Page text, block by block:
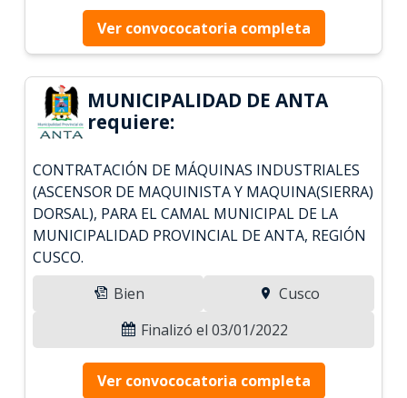
Ver convococatoria completa
MUNICIPALIDAD DE ANTA
requiere:
CONTRATACIÓN DE MÁQUINAS INDUSTRIALES
(ASCENSOR DE MAQUINISTA Y MAQUINA(SIERRA)
DORSAL), PARA EL CAMAL MUNICIPAL DE LA
MUNICIPALIDAD PROVINCIAL DE ANTA, REGIÓN
CUSCO.
Bien
Cusco
Finalizó el 03/01/2022
Ver convococatoria completa